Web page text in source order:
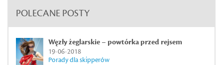
POLECANE POSTY
Węzły żeglarskie – powtórka przed rejsem
19-06-2018
Porady dla skipperów